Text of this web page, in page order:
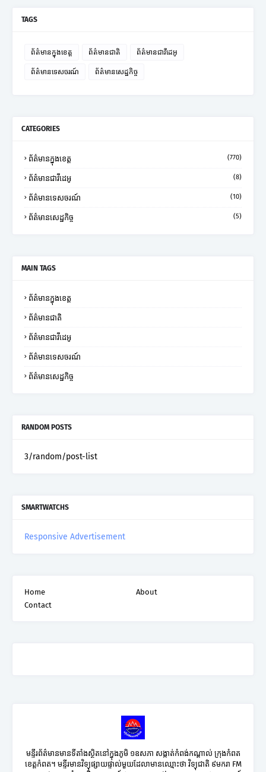
TAGS
ព័ត៌មានក្នុងខេត្ត ព័ត៌មានជាតិ ព័ត៌មានជាវីដេអូ
ព័ត៌មានទេសចរណ៍ ព័ត៌មានសេដ្ឋកិច្ច
CATEGORIES
ព័ត៌មានក្នុងខេត្ត (770)
ព័ត៌មានជាវីដេអូ (8)
ព័ត៌មានទេសចរណ៍ (10)
ព័ត៌មានសេដ្ឋកិច្ច (5)
MAIN TAGS
ព័ត៌មានក្នុងខេត្ត
ព័ត៌មានជាតិ
ព័ត៌មានជាវីដេអូ
ព័ត៌មានទេសចរណ៍
ព័ត៌មានសេដ្ឋកិច្ច
RANDOM POSTS
3/random/post-list
SMARTWATCHS
Responsive Advertisement
Home
About
Contact
មន្ទីរព័ត៌មានមានទីតាំងស្ថិតនៅក្នុងភូមិ ១ឧសភា សង្កាត់កំពង់កណ្តាល់ ក្រុងកំពត
ខេត្តកំពត។ មន្ទីរមានវិទ្យុផ្សាយផ្ទាល់មួយដែលាមានឈ្មោះថា វិទ្យុជាតិ ៩មករា FM